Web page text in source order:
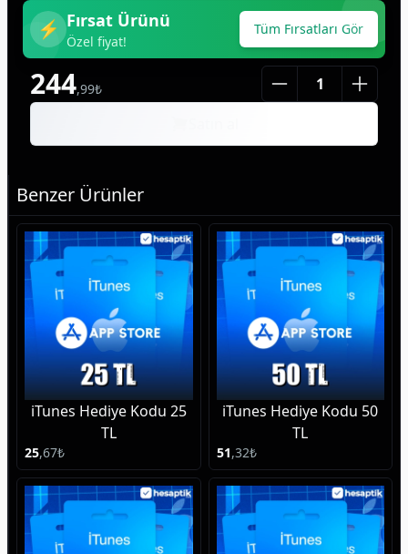
⚡ Fırsat Ürünü
Özel fiyat!
Tüm Fırsatları Gör
244,99₺
Benzer Ürünler
iTunes Hediye Kodu 25
TL
25,67₺
iTunes Hediye Kodu 50
TL
51,32₺